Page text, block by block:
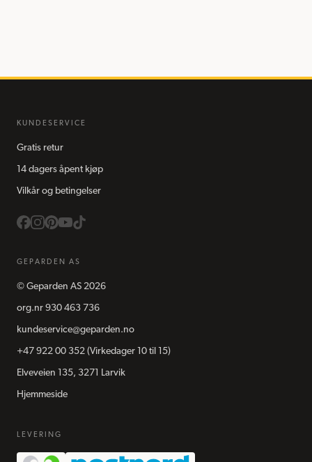
KUNDESERVICE
Gratis retur
14 dagers åpent kjøp
Vilkår og betingelser
GEPARDEN AS
© Geparden AS 2026
org.nr 930 463 736
kundeservice@geparden.no
+47 922 00 352 (Virkedager 10 til 15)
Elveveien 135, 3271 Larvik
Hjemmeside
LEVERING